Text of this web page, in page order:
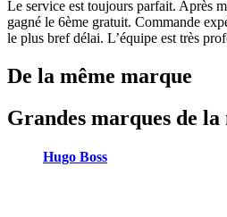
Le service est toujours parfait. Après
gagné le 6ème gratuit. Commande
le plus bref délai. L’équipe est très
De la même marque
Grandes marques de la
Hugo Boss